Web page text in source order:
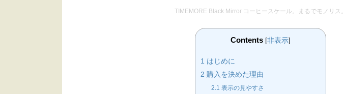
TIMEMORE Black Mirror コーヒースケール。まるでモノリス。
Contents [非表示]
1 はじめに
2 購入を決めた理由
2.1 表示の見やすさ